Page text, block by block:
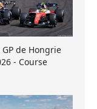
GP de Hongrie
- Course